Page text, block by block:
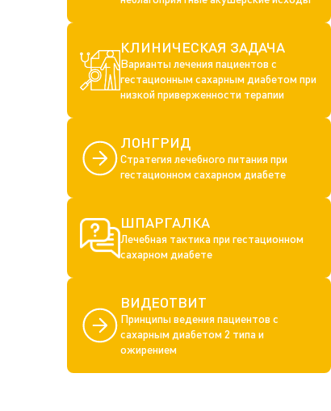
КЛИНИЧЕСКАЯ ЗАДАЧА
Варианты лечения пациентов с
гестационным сахарным диабетом при
низкой приверженности терапии
ЛОНГРИД
Стратегия лечебного питания при
гестационном сахарном диабете
ШПАРГАЛКА
Лечебная тактика при гестационном
сахарном диабете
ВИДЕОТВИТ
Принципы ведения пациентов с
сахарным диабетом 2 типа и
ожирением